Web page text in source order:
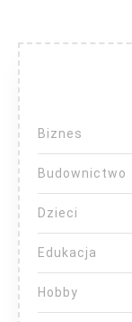
Biznes
Budownictwo
Dzieci
Edukacja
Hobby